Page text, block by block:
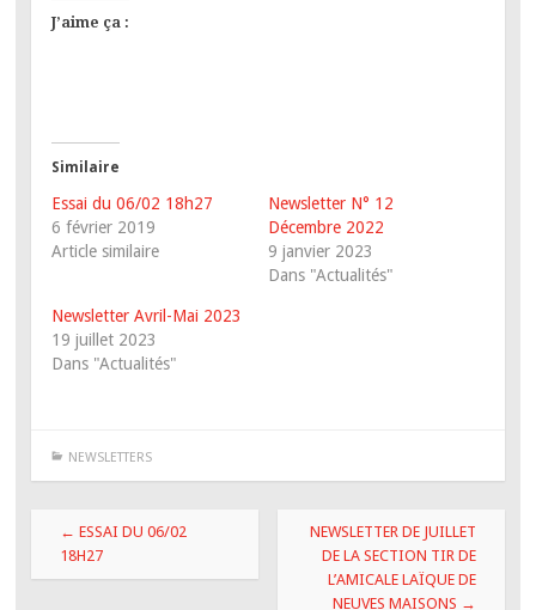
J’aime ça :
Similaire
Essai du 06/02 18h27
6 février 2019
Article similaire
Newsletter N° 12
Décembre 2022
9 janvier 2023
Dans "Actualités"
Newsletter Avril-Mai 2023
19 juillet 2023
Dans "Actualités"
NEWSLETTERS
Navigation
des
← ESSAI DU 06/02
18H27
NEWSLETTER DE JUILLET
DE LA SECTION TIR DE
L’AMICALE LAÏQUE DE
NEUVES MAISONS →